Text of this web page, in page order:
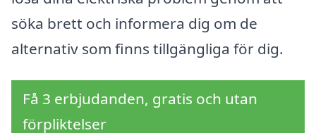
söka brett och informera dig om de
alternativ som finns tillgängliga för dig.
Få 3 erbjudanden, gratis och utan
förpliktelser